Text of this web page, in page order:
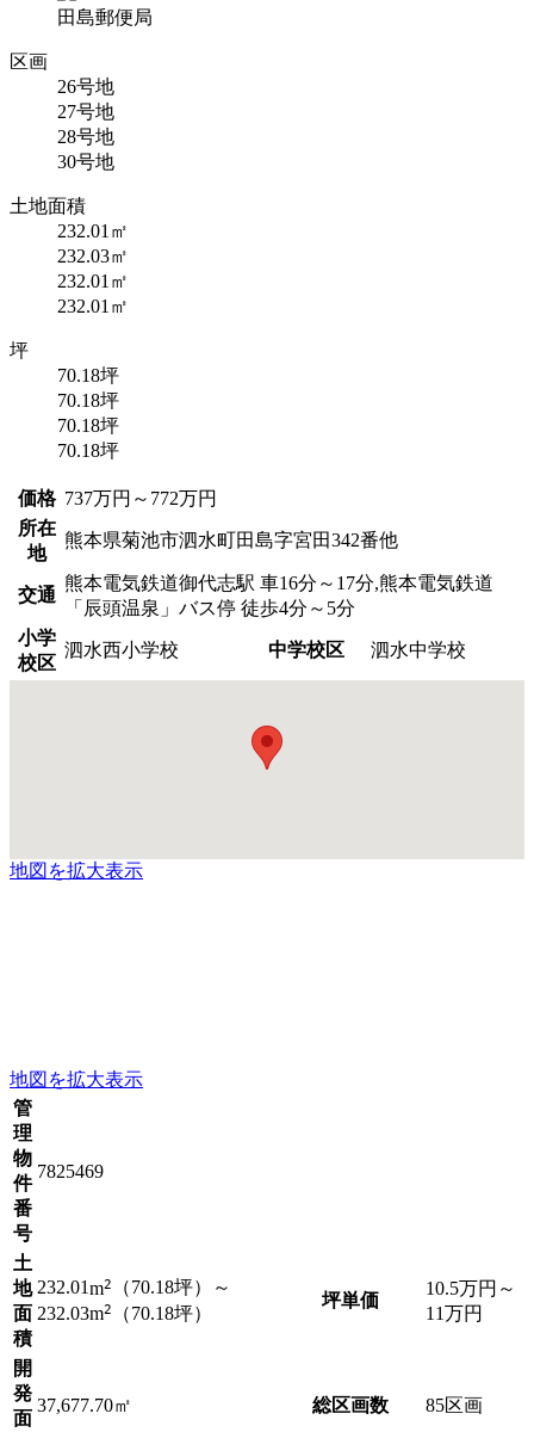
田島郵便局
区画
26号地
27号地
28号地
30号地
土地面積
232.01㎡
232.03㎡
232.01㎡
232.01㎡
坪
70.18坪
70.18坪
70.18坪
70.18坪
価格 737万円 ～772万円
所在
地
熊本県菊池市泗水町田島字宮田342番他
交通
熊本電気鉄道御代志駅 車16分～17分,熊本電気鉄道
「辰頭温泉」バス停 徒歩4分～5分
小学
校区
泗水西小学校 中学校区 泗水中学校
地図を拡大表示
地図を拡大表示
管
理
物
件
番
号
7825469
土
地
面
積
232.01m2 （70.18坪）
～
232.03m2 （70.18坪）
坪単価
10.5万円 ～
11万円
開
発
面
37,677.70㎡ 総区画数 85区画